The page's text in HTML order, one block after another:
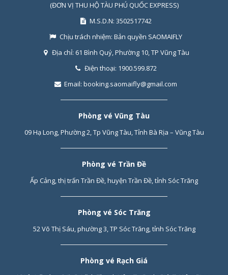
(ĐƠN VỊ THU HỘ TÀU PHÚ QUỐC EXPRESS)
M.S.D.N: 3502517742
Chịu trách nhiệm: Bản quyền SAOMAIFLY
Địa chỉ: 61 Bình Quý, Phường 10, TP Vũng Tàu
Điện thoại: 1900.599.872
Email: booking.saomaifly@gmail.com
Phòng vé Vũng Tàu
09 Hạ Long, Phường 2, Tp Vũng Tàu, Tỉnh Bà Rịa – Vũng Tàu
Phòng vé Trần Đề
Ấp Cảng, thị trấn Trần Đề, huyện Trần Đề, tỉnh Sóc Trăng
Phòng vé Sóc Trăng
52 Võ Thị Sáu, phường 3, TP Sóc Trăng, tỉnh Sóc Trăng
Phòng vé Rạch Giá